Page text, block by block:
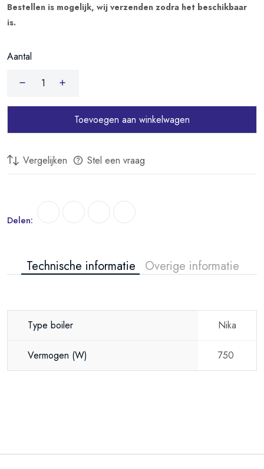
Bestellen is mogelijk, wij verzenden zodra het beschikbaar
is.
Aantal
Toevoegen aan winkelwagen
Vergelijken Stel een vraag
Delen:
Technische informatie Overige informatie
Type boiler Nika
Vermogen (W) 750